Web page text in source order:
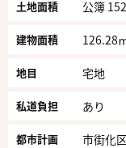
土地面積 公簿
建物面積 126.28
地目 宅地
私道負担 あり
都市計画 市街化